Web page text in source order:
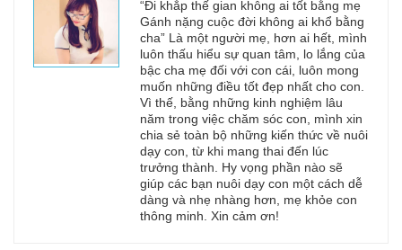
“Đi khắp thế gian không ai tốt bằng mẹ
Gánh nặng cuộc đời không ai khổ bằng
cha” Là một người mẹ, hơn ai hết, mình
luôn thấu hiểu sự quan tâm, lo lắng của
bậc cha mẹ đối với con cái, luôn mong
muốn những điều tốt đẹp nhất cho con.
Vì thế, bằng những kinh nghiệm lâu
năm trong việc chăm sóc con, mình xin
chia sẻ toàn bộ những kiến thức về nuôi
dạy con, từ khi mang thai đến lúc
trưởng thành. Hy vọng phần nào sẽ
giúp các bạn nuôi dạy con một cách dễ
dàng và nhẹ nhàng hơn, mẹ khỏe con
thông minh. Xin cảm ơn!